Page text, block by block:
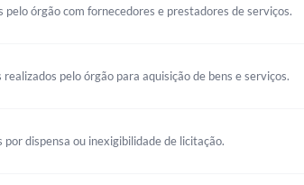
órgão com fornecedores e prestadores de serviços.
pelo órgão para aquisição de bens e serviços.
por dispensa ou inexigibilidade de licitação.